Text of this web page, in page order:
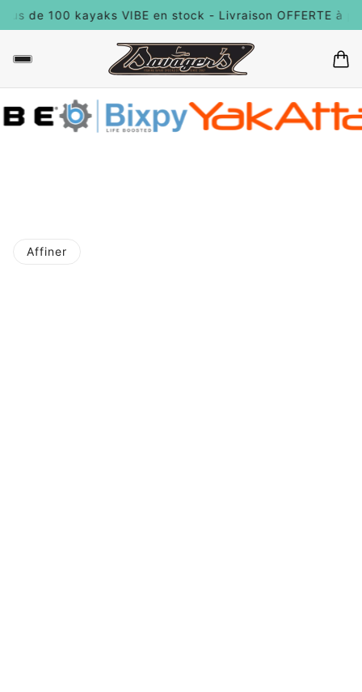
de 100 kayaks VIBE en stock - Livraison OFFERTE à
Affiner